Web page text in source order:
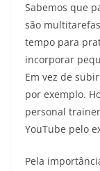
Sabemos que
são
tempo para
incorporar
Em vez de
por exemplo.
personal
YouTube pelo
Pela